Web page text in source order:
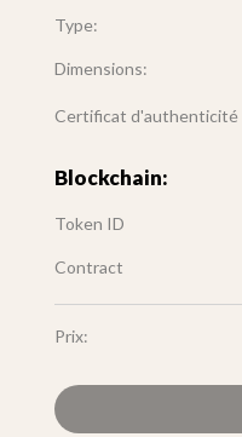
Type:
Dimensions:
Certificat d'authenticité
Blockchain:
Token ID
Contract
Prix: